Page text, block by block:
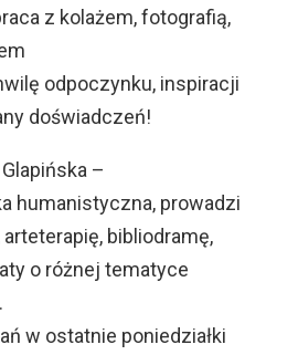
z kolażem, fotografią,
odpoczynku, inspiracji
doświadczeń!
–
humanistyczna, prowadzi
bibliodramę,
o różnej tematyce
w ostatnie poniedziałki